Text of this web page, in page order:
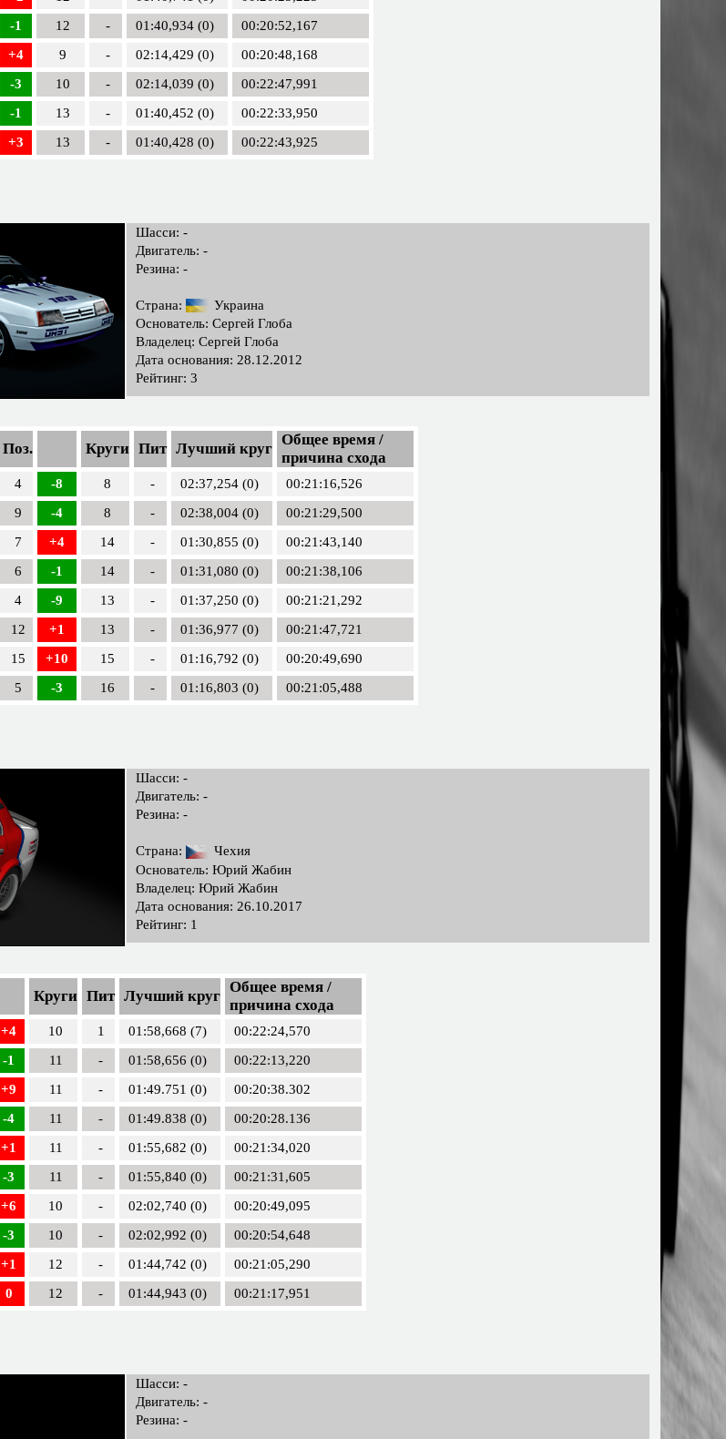
-1 12 - 01:40,934 (0)
00:20:52,167
+4 9 - 02:14,429 (0)
00:20:48,168
-3 10 - 02:14,039 (0)
00:22:47,991
-1 13 - 01:40,452 (0)
00:22:33,950
+3 13 - 01:40,428 (0) 00:22:43,925
Шасси: -
Двигатель: -
Резина: -
Страна:
Украина
Основатель: Сергей Глоба
Владелец: Сергей Глоба
Дата основания: 28.12.2012
Рейтинг: 3
Поз. Круги Пит Лучший круг
Общее время /
причина схода
4 -8 8 - 02:37,254 (0)
00:21:16,526
9 -4 8 - 02:38,004 (0)
00:21:29,500
7 +4 14 - 01:30,855 (0)
00:21:43,140
6 -1 14 - 01:31,080 (0)
00:21:38,106
4 -9 13 - 01:37,250 (0)
00:21:21,292
12 +1 13 - 01:36,977 (0)
00:21:47,721
15 +10 15 - 01:16,792 (0)
00:20:49,690
5 -3 16 - 01:16,803 (0) 00:21:05,488
Шасси: -
Двигатель: -
Резина: -
Страна:
Чехия
Основатель: Юрий Жабин
Владелец: Юрий Жабин
Дата основания: 26.10.2017
Рейтинг: 1
Круги Пит Лучший круг
Общее время /
причина схода
+4 10 1 01:58,668 (7)
00:22:24,570
-1 11 - 01:58,656 (0)
00:22:13,220
+9 11 - 01:49.751 (0)
00:20:38.302
-4 11 - 01:49.838 (0)
00:20:28.136
+1 11 - 01:55,682 (0)
00:21:34,020
-3 11 - 01:55,840 (0)
00:21:31,605
+6 10 - 02:02,740 (0)
00:20:49,095
-3 10 - 02:02,992 (0)
00:20:54,648
+1 12 - 01:44,742 (0)
00:21:05,290
0 12 - 01:44,943 (0) 00:21:17,951
Шасси: -
Двигатель: -
Резина: -